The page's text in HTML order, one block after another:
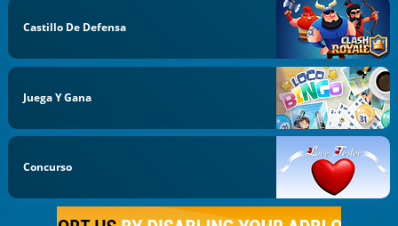
Castillo De Defensa
Juega Y Gana
Concurso